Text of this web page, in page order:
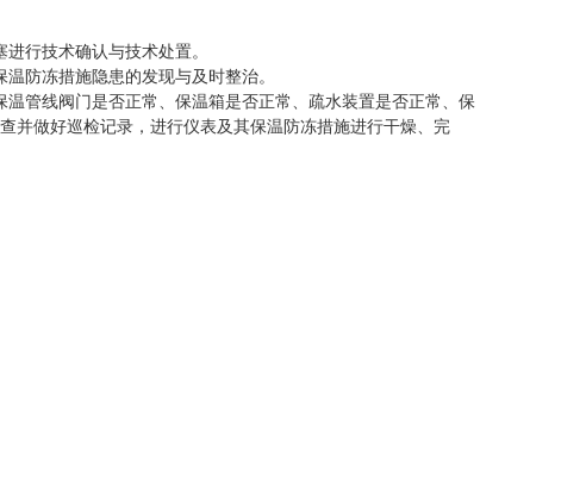
行技术确认与技术处置。
防冻措施隐患的发现与及时整治。
管线阀门是否正常、保温箱是否正常、疏水装置是否正常、保
并做好巡检记录，进行仪表及其保温防冻措施进行干燥、完